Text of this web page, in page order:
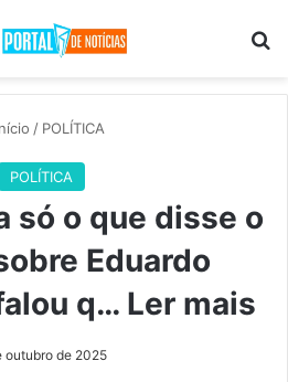
/ POLÍTICA
POLÍTICA
só o que disse o
Eduardo
q… Ler mais
outubro de 2025